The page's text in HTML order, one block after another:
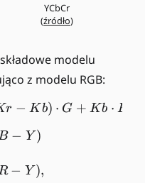
YCbCr
(źródło)
modelu
z modelu RGB:
Y &=
− Kb) ⋅ G + Kb ⋅ B
B − Y )
− Y ),